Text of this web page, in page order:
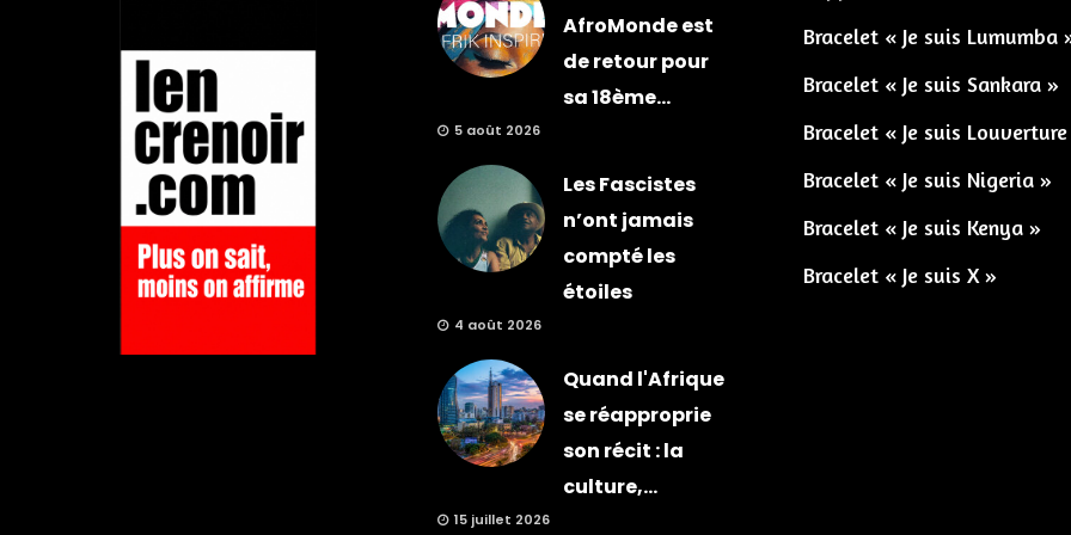
AfroMonde est
de retour pour
sa 18ème...
5 août 2026
Les Fascistes
n’ont jamais
compté les
étoiles
4 août 2026
Quand l'Afrique
se réapproprie
son récit : la
culture,...
15 juillet 2026
Bracelet « Je suis Lumumba
Bracelet « Je suis Sankara »
Bracelet « Je suis
Bracelet « Je suis Nigeria »
Bracelet « Je suis Kenya »
Bracelet « Je suis X »